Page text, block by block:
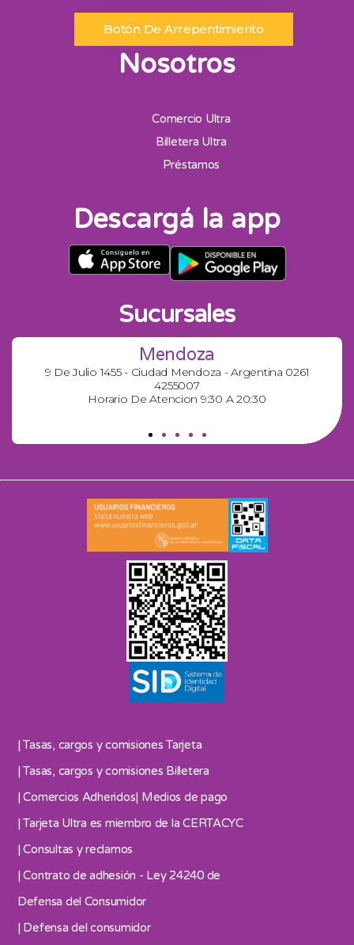
Botón De Arrepentimiento
Nosotros
Comercio Ultra
Billetera Ultra
Préstamos
Descargá la app
Sucursales
Mendoza
9 De Julio 1455 - Ciudad Mendoza - Argentina 0261
4255007
Horario De Atencion 9:30 A 20:30
| Tasas, cargos y comisiones Tarjeta
| Tasas, cargos y comisiones Billetera
| Comercios Adheridos| Medios de pago
| Tarjeta Ultra es miembro de la CERTACYC
| Consultas y reclamos
| Contrato de adhesión - Ley 24240 de
Defensa del Consumidor
| Defensa del consumidor